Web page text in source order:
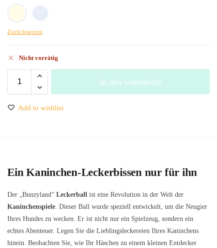
Zurücksetzen
Nicht vorrätig
In den warenkorb
Add to wishlist
Ein Kaninchen-Leckerbissen nur für ihn
Der „Bunzyland“ Leckerball ist eine Revolution in der Welt der
Kaninchenspiele . Dieser Ball wurde speziell entwickelt, um die Neugier
Ihres Hundes zu wecken. Er ist nicht nur ein Spielzeug, sondern ein
echtes Abenteuer. Legen Sie die Lieblingsleckereien Ihres Kaninchens
hinein. Beobachten Sie, wie Ihr Häschen zu einem kleinen Entdecker